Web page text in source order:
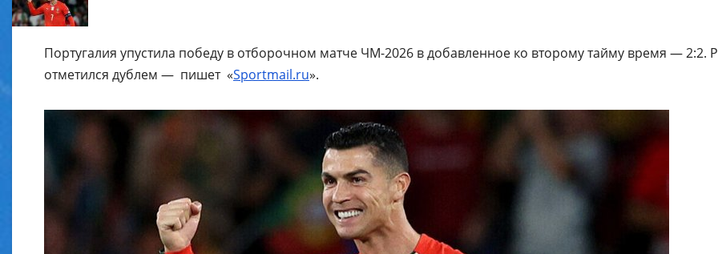
Португалия упустила победу в отборочном матче ЧМ-2026 в добавленное ко второму тайму время — 2:2.
отметился дублем — пишет «Sportmail.ru».